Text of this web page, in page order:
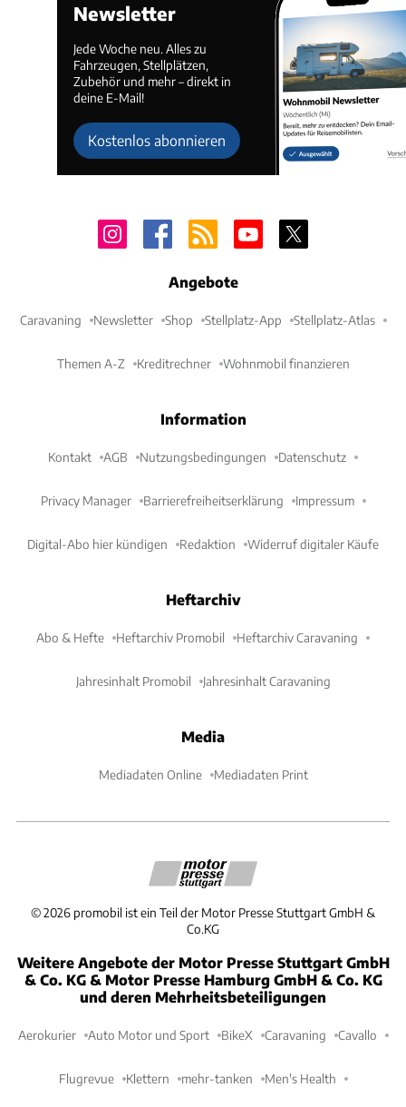
Newsletter
Jede Woche neu. Alles zu
Fahrzeugen, Stellplätzen,
Zubehör und mehr – direkt in
deine E-Mail!
Kostenlos abonnieren
Angebote
Caravaning Newsletter Shop Stellplatz-App Stellplatz-Atlas
Themen A-Z Kreditrechner Wohnmobil finanzieren
Information
Kontakt AGB Nutzungsbedingungen Datenschutz
Privacy Manager Barrierefreiheitserklärung Impressum
Digital-Abo hier kündigen Redaktion Widerruf digitaler Käufe
Heftarchiv
Abo & Hefte Heftarchiv Promobil Heftarchiv Caravaning
Jahresinhalt Promobil Jahresinhalt Caravaning
Media
Mediadaten Online Mediadaten Print
©2026 promobil ist ein Teil der Motor Presse Stuttgart GmbH &
Co.KG
Weitere Angebote der Motor Presse Stuttgart GmbH
& Co. KG & Motor Presse Hamburg GmbH & Co. KG
und deren Mehrheitsbeteiligungen
Aerokurier Auto Motor und Sport BikeX Caravaning Cavallo
Flugrevue Klettern mehr-tanken Men's Health